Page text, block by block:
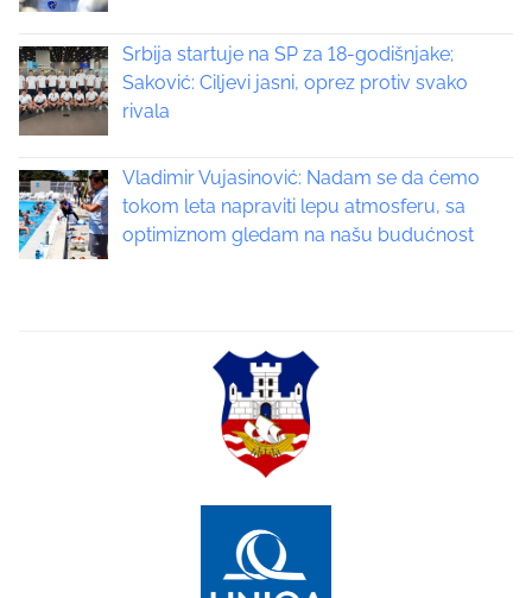
g
i
n
a
t
Srbija startuje na SP za 18-godišnjake;
Saković: Ciljevi jasni, oprez protiv svako
rivala
Vladimir Vujasinović: Nadam se da ćemo
tokom leta napraviti lepu atmosferu, sa
optimiznom gledam na našu budućnost